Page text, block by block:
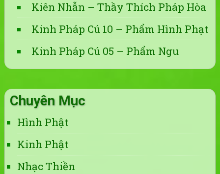
Kiên Nhẫn – Thầy Thích Pháp Hòa
Kinh Pháp Cú 10 – Phẩm Hình Phạt
Kinh Pháp Cú 05 – Phẩm Ngu
Chuyên Mục
Hình Phật
Kinh Phật
Nhạc Thiền